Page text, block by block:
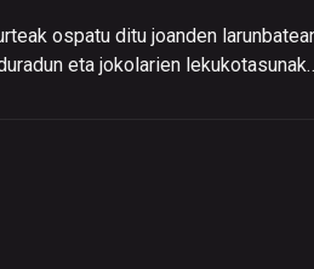
ospatu ditu joanden
eta jokolarien